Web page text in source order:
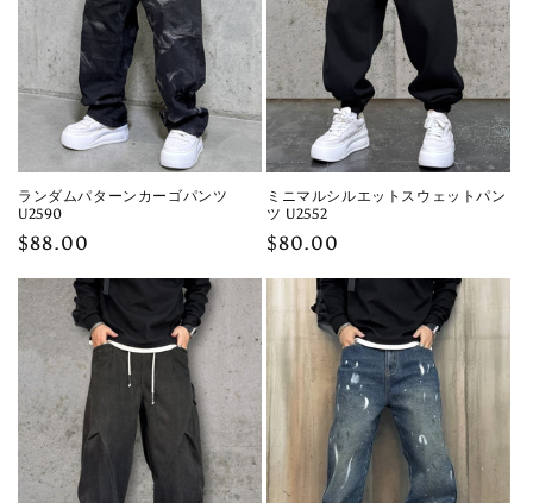
ランダムパターンカーゴパンツ
U2590
Regular
$88.00
ミニマルシルエットスウェットパン
ツ U2552
Regular
$80.00